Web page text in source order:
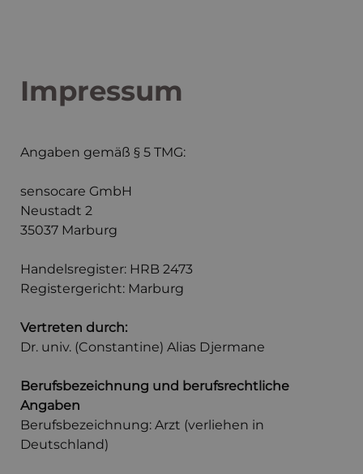
Impressum
Angaben gemäß § 5 TMG:
sensocare GmbH
Neustadt 2
35037 Marburg
Handelsregister: HRB 2473
Registergericht: Marburg
Vertreten durch:
Dr. univ. (Constantine) Alias Djermane
Berufsbezeichnung und berufsrechtliche
Angaben
Berufsbezeichnung: Arzt (verliehen in
Deutschland)